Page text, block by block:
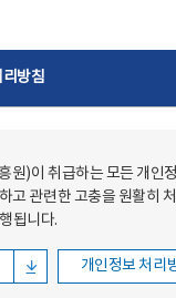
방침
원)이 취급하는 모든 개인
고 관련한 고충을 원활히
됩니다.
개인정보 처리